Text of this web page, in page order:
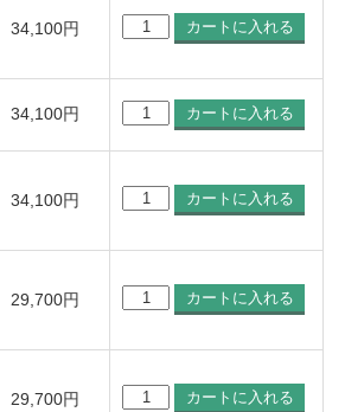
34,100円
34,100円
34,100円
29,700円
29,700円